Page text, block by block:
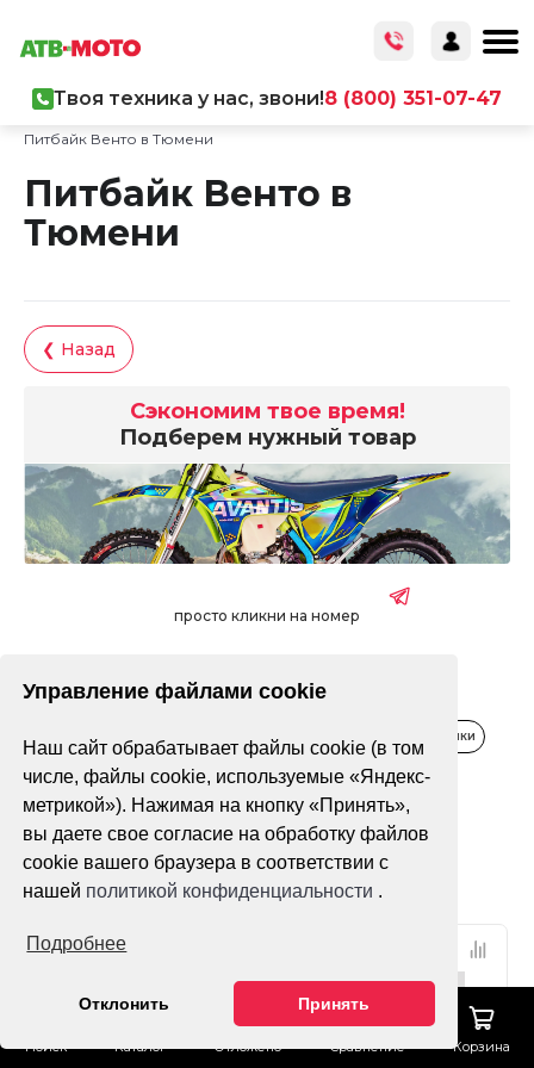
Управление файлами cookie
Наш сайт обрабатывает файлы cookie (в том
числе, файлы cookie, используемые «Яндекс-
метрикой»). Нажимая на кнопку «Принять»,
вы даете свое согласие на обработку файлов
cookie вашего браузера в соответствии с
нашей политикой конфиденциальности .
Подробнее
Отклонить Принять
Поиск Каталог Отложено Сравнение Корзина
Твоя техника у нас, звони!8 (800) 351-07-47
Питбайк Венто в Тюмени
Питбайк Венто в
Тюмени
❮ Назад
Сэкономим твое время!
Подберем нужный товар
просто кликни на номер
Распродажа Водная техника Зимняя техника
Квадроциклы Мопеды, скутеры Питбайки
Только в наличии
Фильтр По популярности